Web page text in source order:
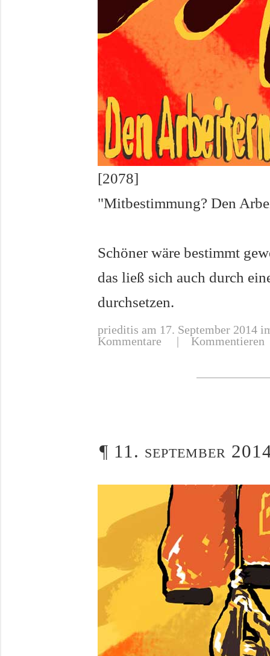
[2078]
"Mitbestimmung? Den
Schöner wäre bestimmt
das ließ sich auch durch
durchsetzen.
prieditis am 17. September 2014
Kommentare | Kommentieren
¶ 11. september